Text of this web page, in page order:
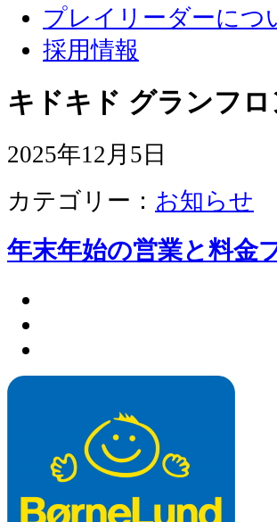
プレイリーダーにつ
採用情報
キドキド グランフ
2025年12月5日
カテゴリー： お知らせ
年末年始の営業と料金